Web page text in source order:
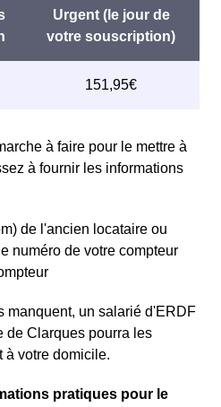
à faire pour le mettre à
à fournir les informations
de l'ancien locataire ou
numéro de votre compteur
manquent, un salarié d'ERDF
de Clarques pourra les
à votre domicile.
pratiques pour le